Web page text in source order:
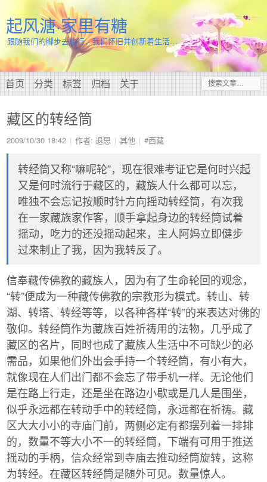
起风溏·家里有糖
跟随我们的脚步去旅行，我们怀旧并创新着生活…
首页 分类 标签 归档 关于
藏区的转经筒
2009/10/30 18:42 作者: 退思 其他 #西藏
转经筒又称“嘛呢轮”，现在很难考证它是何时兴起
又是何时流行于藏区的，藏族人什么都可以忘，
唯独不会忘记按顺时针方向摇动转经筒，有次我
在一家藏族家作客，顺手拿起身边的转经筒试着
摇动，吃力的还没摇动起来，主人阿妈立即健步
过来制止了我，因为我转反了。
信奉藏传佛教的藏族人，因为有了生命轮回的观念，
“转”便成为一种藏传佛教的宗教形为模式。转山、转
湖、转塔、转经等等，以各种各样“转”的来表达对佛的
敬仰。转经筒作为藏族百姓祈祷用的法物，几乎成了
藏区的名片，同时也成了藏族人生活中不可缺少的必
需品，如果他们外出会手持一个转经筒，有小有大，
就像现在人们出门都不会忘了带手机一样。无论他们
是在路上行走，还是坐在路边小歇或是几人是围坐，
似乎永远都在转动手中的转经筒，永远都在祈祷。藏
区大大小小的寺庙门前，两侧必定有都摆列着一排排
的，数量不等大小不一的转经筒，下端有可用于推送
摇动的手柄，信众经常到寺庙去推动经筒旋转，这称
为转经。在藏区转经筒是随外可见。数量惊人。